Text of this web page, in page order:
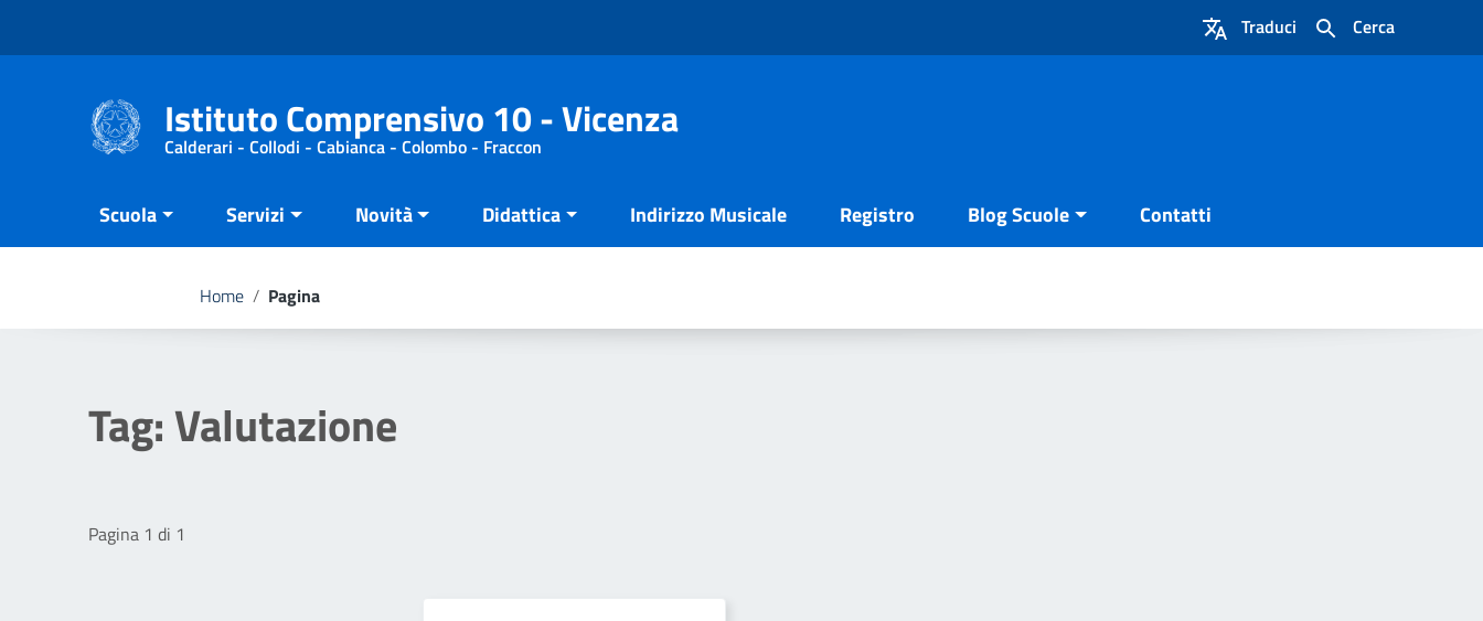
Cerca
Traduci
Istituto Comprensivo 10 - Vicenza
Calderari - Collodi - Cabianca - Colombo - Fraccon
Scuola Servizi Novità Didattica Indirizzo Musicale Registro Blog Scuole Contatti
Home / Pagina
Tag:Valutazione
Pagina 1 di 1